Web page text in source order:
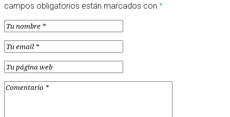
campos obligatorios están marcados con *